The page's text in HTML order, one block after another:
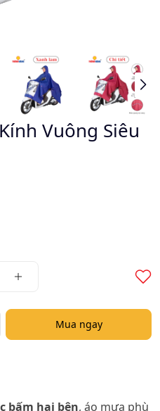
Vuông Siêu
Mua ngay
bấm hai bên, áo mưa phù